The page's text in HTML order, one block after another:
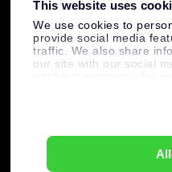
This website uses
We use cookies to
provide social media
traffic. We also share
our site with our social
information that you’ve